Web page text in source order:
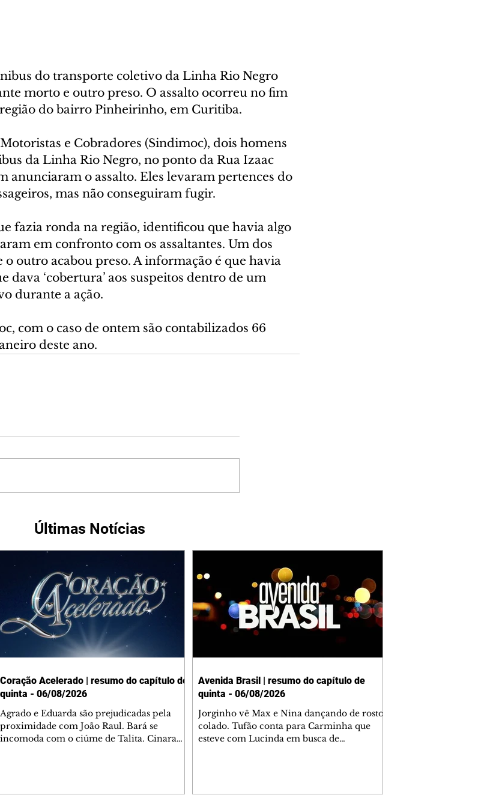
do transporte coletivo da Linha Rio Negro
morto e outro preso. O assalto ocorreu no fim
do bairro Pinheirinho, em Curitiba.
e Cobradores (Sindimoc), dois homens
da Linha Rio Negro, no ponto da Rua Izaac
anunciaram o assalto. Eles levaram pertences do
mas não conseguiram fugir.
fazia ronda na região, identificou que havia algo
em confronto com os assaltantes. Um dos
outro acabou preso. A informação é que havia
‘cobertura’ aos suspeitos dentro de um
durante a ação.
com o caso de ontem são contabilizados 66
deste ano.
Últimas Notícias
Coração Acelerado | resumo do capítulo de
quinta - 06/08/2026
Agrado e Eduarda são prejudicadas pela
proximidade com João Raul. Bará se
incomoda com o ciúme de Talita. Cinara
Avenida Brasil | resumo do capítulo de
quinta - 06/08/2026
Jorginho vê Max e Nina dançando de rosto
colado. Tufão conta para Carminha que
esteve com Lucinda em busca de